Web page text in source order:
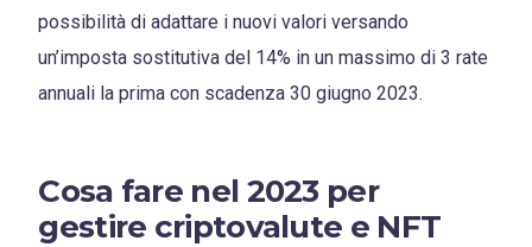
possibilità di adattare i nuovi valori versando
un’imposta sostitutiva del 14% in un massimo di 3 rate
annuali la prima con scadenza 30 giugno 2023.
Cosa fare nel 2023 per
gestire criptovalute e NFT